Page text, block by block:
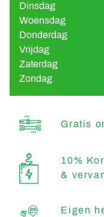
Dinsdag
Woensdag
Donderdag
Vrijdag
Zaterdag
Zondag
Gratis
10%
&
Eigen